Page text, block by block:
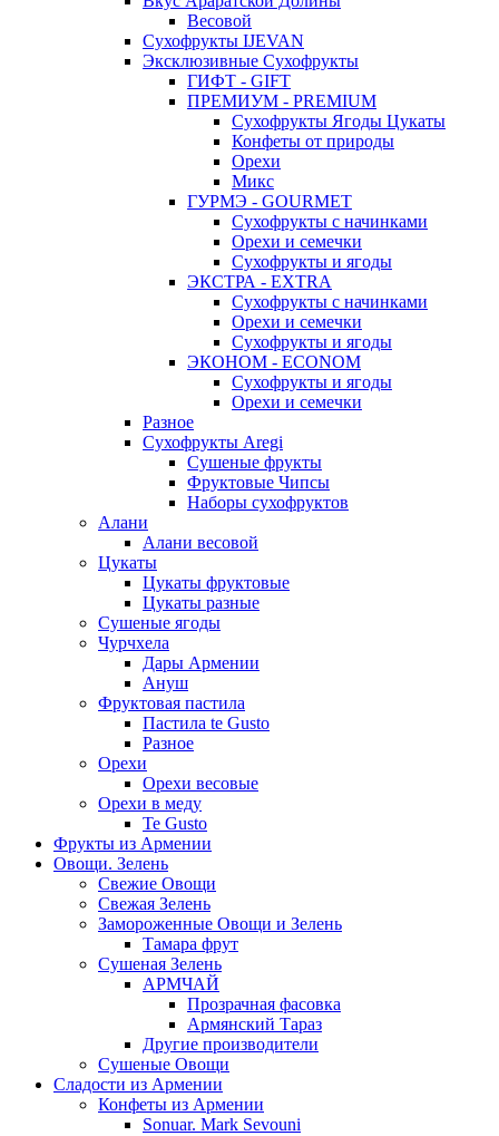
Весовой
Сухофрукты IJEVAN
Эксклюзивные Сухофрукты
ГИФТ - GIFT
ПРЕМИУМ - PREMIUM
Сухофрукты Ягоды Цукаты
Конфеты от природы
Орехи
Микс
ГУРМЭ - GOURMET
Сухофрукты с начинками
Орехи и семечки
Сухофрукты и ягоды
ЭКСТРА - EXTRA
Сухофрукты с начинками
Орехи и семечки
Сухофрукты и ягоды
ЭКОНОМ - ECONOM
Сухофрукты и ягоды
Орехи и семечки
Разное
Сухофрукты Aregi
Сушеные фрукты
Фруктовые Чипсы
Наборы сухофруктов
Алани
Алани весовой
Цукаты
Цукаты фруктовые
Цукаты разные
Сушеные ягоды
Чурчхела
Дары Армении
Ануш
Фруктовая пастила
Пастила te Gusto
Разное
Орехи
Орехи весовые
Орехи в меду
Te Gusto
Фрукты из Армении
Овощи. Зелень
Свежие Овощи
Свежая Зелень
Замороженные Овощи и Зелень
Тамара фрут
Сушеная Зелень
АРМЧАЙ
Прозрачная фасовка
Армянский Тараз
Другие производители
Сушеные Овощи
Сладости из Армении
Конфеты из Армении
Sonuar. Mark Sevouni